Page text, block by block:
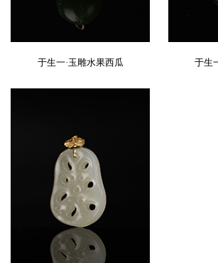
于生一·玉雕水果西瓜 于生